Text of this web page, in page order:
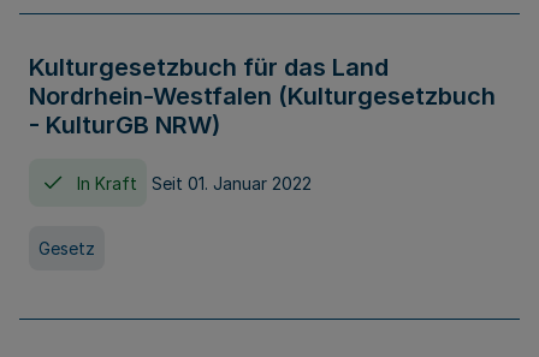
Kulturgesetzbuch für das Land
Nordrhein-Westfalen (Kulturgesetzbuch
- KulturGB NRW)
In Kraft Seit 01. Januar 2022
Gesetz